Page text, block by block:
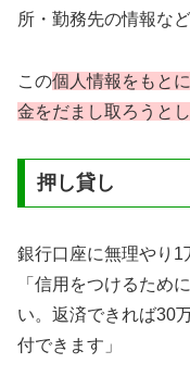
所・勤務先の情報な
この個人情報をもと
金をだまし取ろうと
押し貸し
銀行口座に無理やり1
「信用をつけるため
い。返済できれば30
付できます」